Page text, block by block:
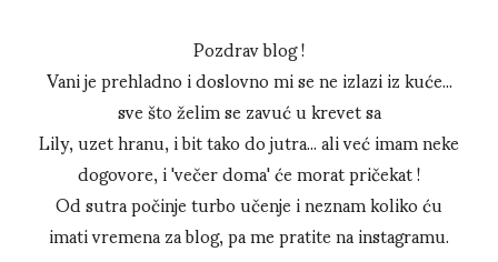
Pozdrav blog !
Vani je prehladno i doslovno mi se ne izlazi iz kuće...
sve što želim se zavuć u krevet sa
Lily, uzet hranu, i bit tako do jutra... ali već imam neke
dogovore, i 'večer doma' će morat pričekat !
Od sutra počinje turbo učenje i neznam koliko ću
imati vremena za blog, pa me pratite na instagramu.